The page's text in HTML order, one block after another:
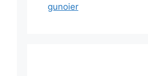
gunoier